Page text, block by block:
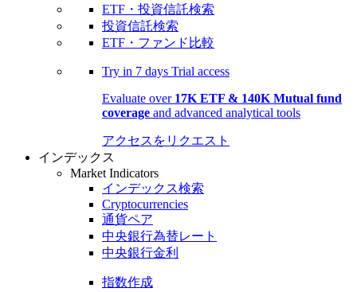
ETF・投資信託検索
投資信託検索
ETF・ファンド比較
Try in 7 days Trial access
Evaluate over 17K ETF & 140K Mutual fund
coverage and advanced analytical tools
アクセスをリクエスト
インデックス
Market Indicators
インデックス検索
Cryptocurrencies
通貨ペア
中央銀行為替レート
中央銀行金利
指数作成